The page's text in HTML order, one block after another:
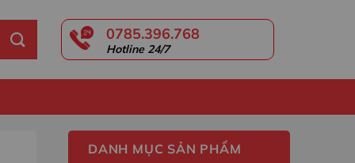
0785.396.768
Hotline 24/7
DANH MỤC SẢN PHẨM